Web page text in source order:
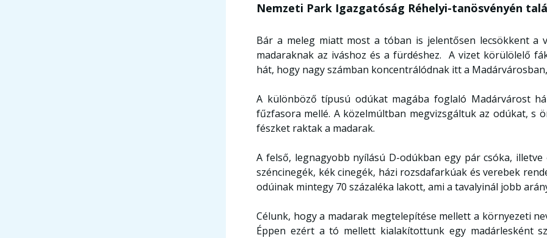
Nemzeti Park Igazgatóság Réhelyi-tanösvényén
Bár a meleg miatt most a tóban is jelentősen lecsökkent a
madaraknak az iváshoz és a fürdéshez. A vizet körülölelő
hát, hogy nagy számban koncentrálódnak itt a
A különböző típusú odúkat magába foglaló Madárvárost
fűzfasora mellé. A közelmúltban megvizsgáltuk az odúkat, s
fészket raktak a madarak.
A felső, legnagyobb nyílású D-odúkban egy pár csóka,
széncinegék, kék cinegék, házi rozsdafarkúak és verebek
odúinak mintegy 70 százaléka lakott, ami a tavalyinál jobb
Célunk, hogy a madarak megtelepítése mellett a környezeti
Éppen ezért a tó mellett kialakítottunk egy madárlesként